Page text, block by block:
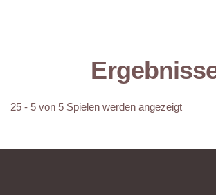
25 - 5 von 5 Spielen werden angezeigt